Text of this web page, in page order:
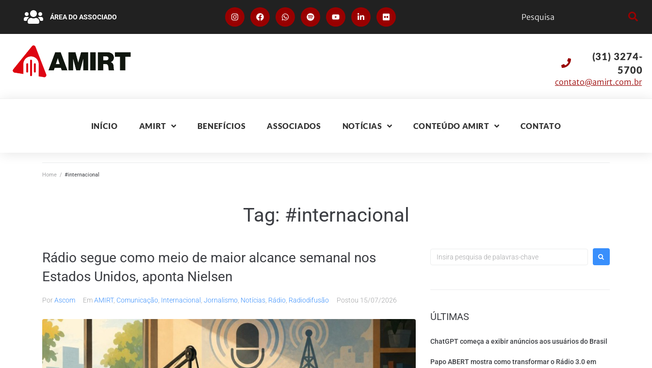
ÁREA DO ASSOCIADO
(31) 3274-
5700
contato@amirt.com.br
INÍCIO AMIRT BENEFÍCIOS ASSOCIADOS NOTÍCIAS CONTEÚDO AMIRT CONTATO
Home / #internacional
Tag: #internacional
Rádio segue como meio de maior alcance semanal nos
Estados Unidos, aponta Nielsen
PorAscom EmAMIRT, Comunicação Internacional Jornalismo Notícias Rádio Radiodifusão Postou 15/07/2026
ÚLTIMAS
ChatGPT começa a exibir anúncios aos usuários do Brasil
Papo ABERT mostra como transformar o Rádio 3.0 em